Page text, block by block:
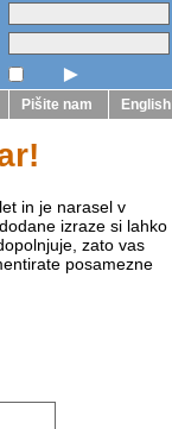
►
Pišite nam English
in je narasel v
izraze si lahko
zato vas
posamezne